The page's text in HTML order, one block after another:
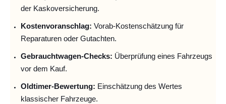
der Kaskoversicherung.
Kostenvoranschlag: Vorab-Kostenschätzung für
Reparaturen oder Gutachten.
Gebrauchtwagen-Checks: Überprüfung eines Fahrzeugs
vor dem Kauf.
Oldtimer-Bewertung: Einschätzung des Wertes
klassischer Fahrzeuge.